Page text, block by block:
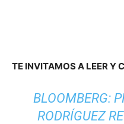
TE INVITAMOS A LEER Y
BLOOMBERG:
RODRÍGUEZ